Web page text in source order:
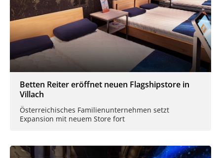
Betten Reiter eröffnet neuen Flagshipstore in
Villach
Österreichisches Familienunternehmen setzt
Expansion mit neuem Store fort